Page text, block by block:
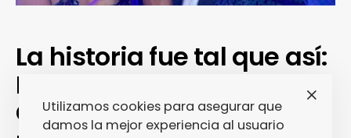
La historia fue tal que así:
Bisbal le hizo la cobra a
Chenoa… y España se
Utilizamos cookies para asegurar que
damos la mejor experiencia al usuario